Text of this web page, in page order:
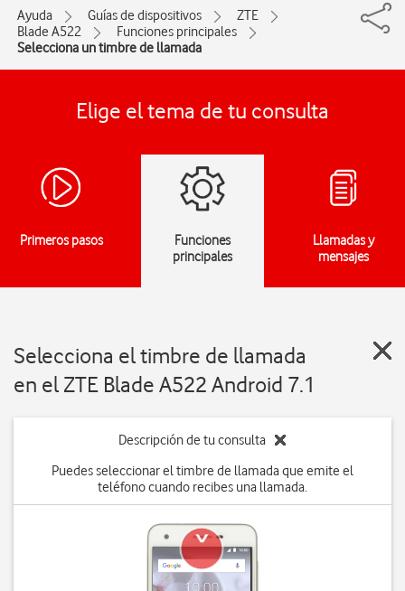
Ayuda Guías de dispositivos
ZTE
Blade A522
Funciones principales
Selecciona un timbre de llamada
Elige el tema de tu consulta
Primeros pasos
Funciones
principales
Llamadas y
mensajes
Selecciona el timbre de llamada
en el ZTE Blade A522 Android 7.1
Descripción de tu consulta
Puedes seleccionar el timbre de llamada que emite el
teléfono cuando recibes una llamada.